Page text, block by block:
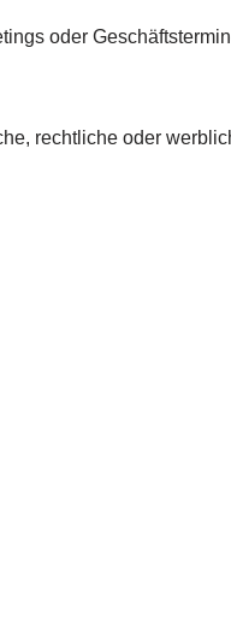
oder
rechtliche oder